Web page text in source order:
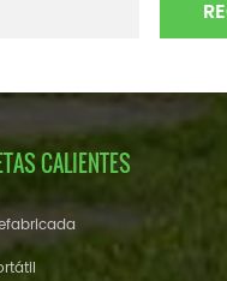
CALIENTES